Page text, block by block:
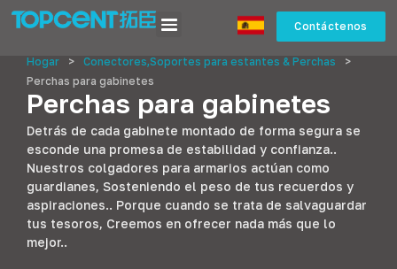
Contáctenos
Hogar > Conectores,Soportes para estantes & Perchas
>
Perchas para gabinetes
Perchas para gabinetes
Detrás de cada gabinete montado de forma segura se
esconde una promesa de estabilidad y confianza..
Nuestros colgadores para armarios actúan como
guardianes, Sosteniendo el peso de tus recuerdos y
aspiraciones.. Porque cuando se trata de salvaguardar
tus tesoros, Creemos en ofrecer nada más que lo
mejor..